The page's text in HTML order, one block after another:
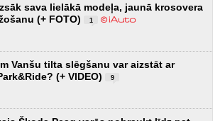
sava lielākā modeļa, jaunā krosovera
(+ FOTO)
1
Vanšu tilta slēgšanu var aizstāt ar
(+ VIDEO)
9